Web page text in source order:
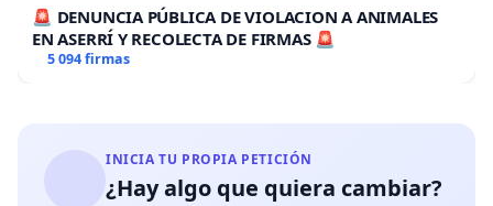
🚨 DENUNCIA PÚBLICA DE VIOLACION A ANIMALES
EN ASERRÍ Y RECOLECTA DE FIRMAS 🚨
5 094 firmas
INICIA TU PROPIA PETICIÓN
¿Hay algo que quiera cambiar?